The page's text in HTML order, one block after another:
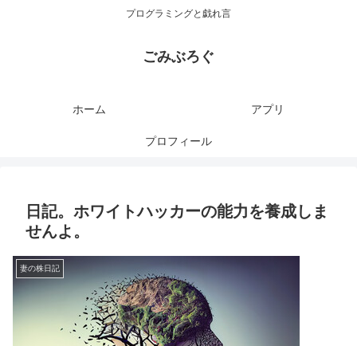
プログラミングと戯れ言
ごみぶろぐ
ホーム アプリ
プロフィール
日記。ホワイトハッカーの能力を養成しま
せんよ。
妻の株日記